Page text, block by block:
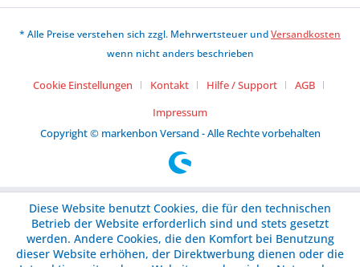
* Alle Preise verstehen sich zzgl. Mehrwertsteuer undVersandkosten
wenn nicht anders beschrieben
Cookie Einstellungen Kontakt Hilfe / Support
AGB
Impressum
Copyright © markenbon Versand - Alle Rechte vorbehalten
Diese Website benutzt Cookies, die für den technischen
Betrieb der Website erforderlich sind und stets gesetzt
werden. Andere Cookies, die den Komfort bei Benutzung
dieser Website erhöhen, der Direktwerbung dienen oder die